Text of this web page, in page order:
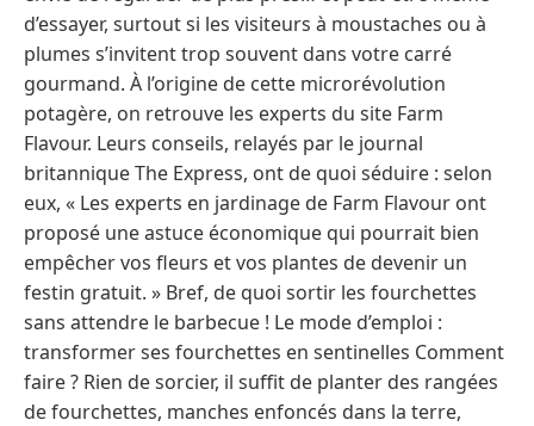
d’essayer, surtout si les visiteurs à moustaches ou à
plumes s’invitent trop souvent dans votre carré
gourmand. À l’origine de cette microrévolution
potagère, on retrouve les experts du site Farm
Flavour. Leurs conseils, relayés par le journal
britannique The Express, ont de quoi séduire : selon
eux, « Les experts en jardinage de Farm Flavour ont
proposé une astuce économique qui pourrait bien
empêcher vos fleurs et vos plantes de devenir un
festin gratuit. » Bref, de quoi sortir les fourchettes
sans attendre le barbecue ! Le mode d’emploi :
transformer ses fourchettes en sentinelles Comment
faire ? Rien de sorcier, il suffit de planter des rangées
de fourchettes, manches enfoncés dans la terre,